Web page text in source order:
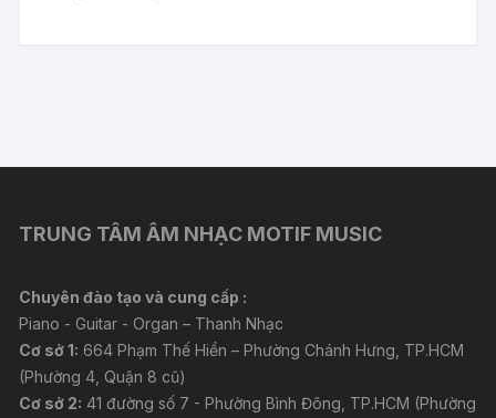
TRUNG TÂM ÂM NHẠC MOTIF MUSIC
Chuyên đào tạo và cung cấp :
Piano - Guitar - Organ – Thanh Nhạc
Cơ sở 1: 664 Phạm Thế Hiển – Phường Chánh Hưng, TP.HCM
(Phường 4, Quận 8 cũ)
Cơ sở 2: 41 đường số 7 - Phường Bình Đông, TP.HCM (Phường